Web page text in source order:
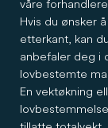
våre
Hvis du ønsker
etterkant, kan
anbefaler deg i
lovbestemte
En vektøkning